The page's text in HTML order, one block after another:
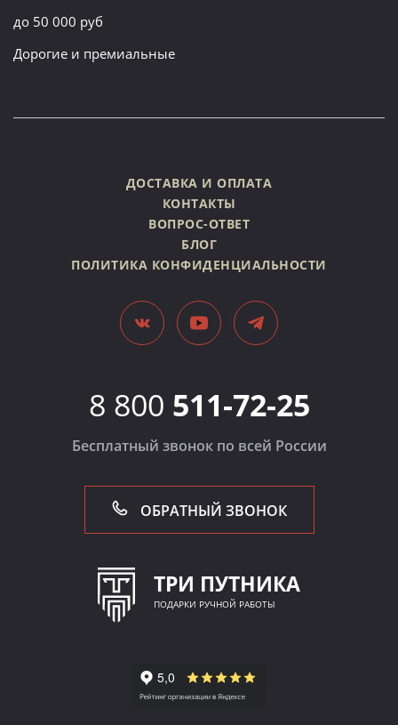
до 50 000 руб
Дорогие и премиальные
ДОСТАВКА И ОПЛАТА
КОНТАКТЫ
ВОПРОС-ОТВЕТ
БЛОГ
ПОЛИТИКА КОНФИДЕНЦИАЛЬНОСТИ
8 800 511-72-25
Бесплатный звонок по всей России
ОБРАТНЫЙ ЗВОНОК
ТРИ ПУТНИКА
ПОДАРКИ РУЧНОЙ РАБОТЫ